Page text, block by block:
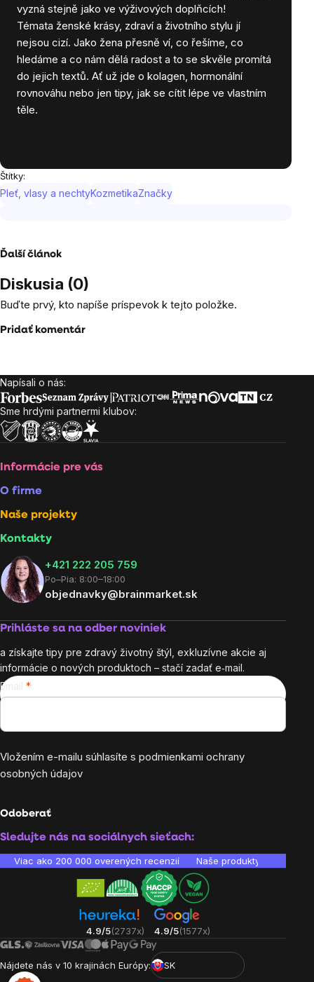
vyzná stejně jako ve výživových doplňcích!
Témata ženské krásy, zdraví a životního stylu jí
nejsou cizí. Jako žena přesně ví, co řešíme, co
hledáme a co nám dělá radost a to se skvěle promítá
do jejich textů. Ať už jde o kolagen, hormonální
rovnováhu nebo jen tipy, jak se cítit lépe ve vlastním
těle.
Štítky:
Pleť, vlasy a nechtyKozmetikaZnačky
Ďalší článok
Diskusia (0)
Buďte prvý, kto napíše príspevok k tejto položke.
Pridať komentár
Zápätie
Napísali o nás:
Sme hrdými partnermi klubov:
Informácie pre vás
O firme
Naše projekty
Kontakty
+421 222 205 759
Po–Pia: 8:00–18:00
objednavky@brainmarket.sk
Prihláste sa na odber noviniek
a získajte tipy pre zdravý životný štýl, exkluzívne akcie aj
informácie o nových produktoch – stačí zadať e‑mail.
Email
Vložením e-mailu súhlasíte s podmienkami ochrany
osobných údajov
Odoberať
Sledujte nás na sociálnych sieťach:
Viac ako 200 000 overených recenzií Naše produkty sú
4.9/5(2737x) 4.9/5(1577x)
Nájdete nás v 10 krajinách Európy:
SK